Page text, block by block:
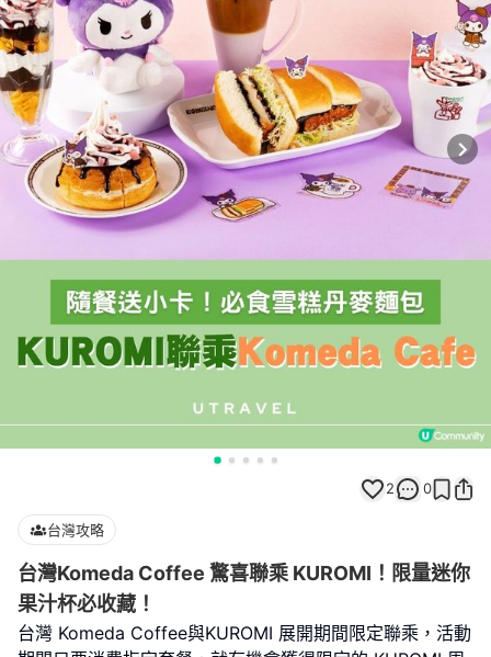
2 0
台灣攻略
台灣Komeda Coffee 驚喜聯乘 KUROMI！限量迷你
果汁杯必收藏！
台灣 Komeda Coffee與KUROMI 展開期間限定聯乘，活動